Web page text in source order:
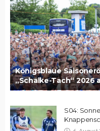
Königsblaue
„Schalke-Tach“ 2026
S04: